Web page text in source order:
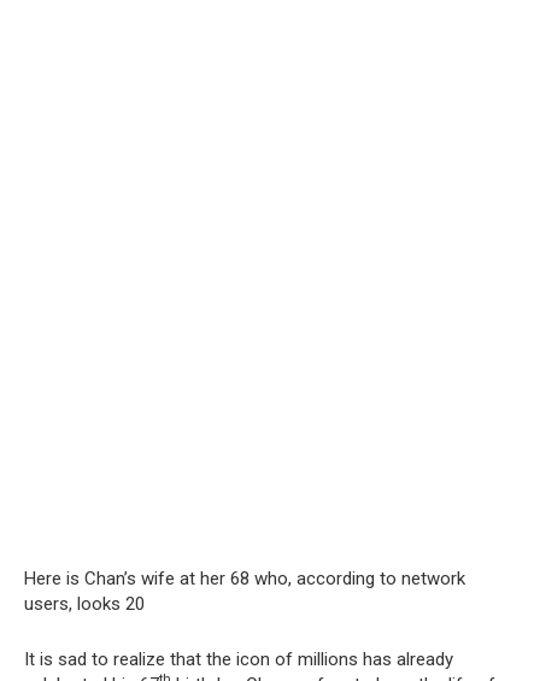
Here is Chan’s wife at her 68 who, according to network
users, looks 20
It is sad to realize that the icon of millions has already